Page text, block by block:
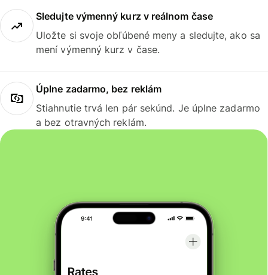
Sledujte výmenný kurz v reálnom čase
Uložte si svoje obľúbené meny a sledujte, ako sa
mení výmenný kurz v čase.
Úplne zadarmo, bez reklám
Stiahnutie trvá len pár sekúnd. Je úplne zadarmo
a bez otravných reklám.